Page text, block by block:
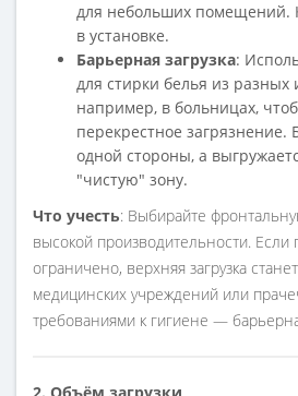
для небольших помещений.
в установке.
Барьерная загрузка:
для стирки белья из разных
например, в больницах,
перекрестное загрязнение.
одной стороны, а
"чистую" зону.
Что учесть: Выбирайте
высокой производительности. Если
ограничено, верхняя загрузка
медицинских учреждений или
требованиями к гигиене —